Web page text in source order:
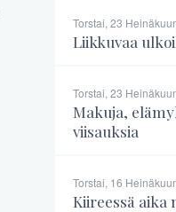
Torstai, 23
Liikkuvaa
Torstai, 23
Makuja,
viisauksia
Torstai, 16
Kiireessä aika